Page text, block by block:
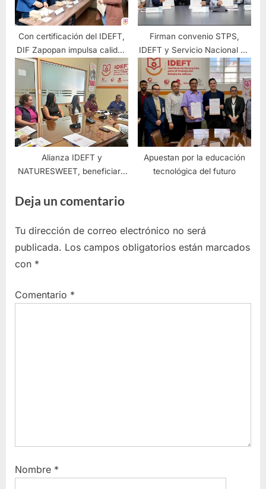
Con certificación del IDEFT,
DIF Zapopan impulsa calidad
en atención ciudadana
Firman convenio STPS,
IDEFT y Servicio Nacional de
Empleo para fortalecer
capacitación laboral en
Jalisco
Alianza IDEFT y
NATURESWEET, beneficiará
Apuestan por la educación
tecnológica del futuro
Deja un comentario
Tu dirección de correo electrónico no será
publicada. Los campos obligatorios están marcados
con *
Comentario *
Nombre *